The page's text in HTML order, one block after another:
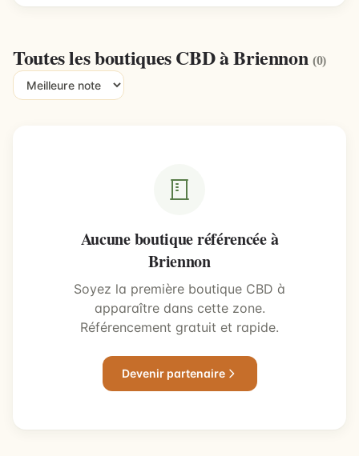
Toutes les boutiques CBD à Briennon(0)
Aucune boutique référencée à
Briennon
Soyez la première boutique CBD à
apparaître dans cette zone.
Référencement gratuit et rapide.
Devenir partenaire